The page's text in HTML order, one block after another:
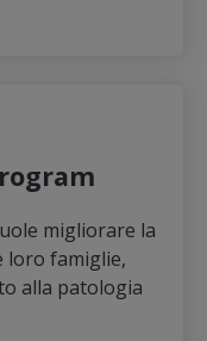
migliorare la
loro famiglie,
alla patologia